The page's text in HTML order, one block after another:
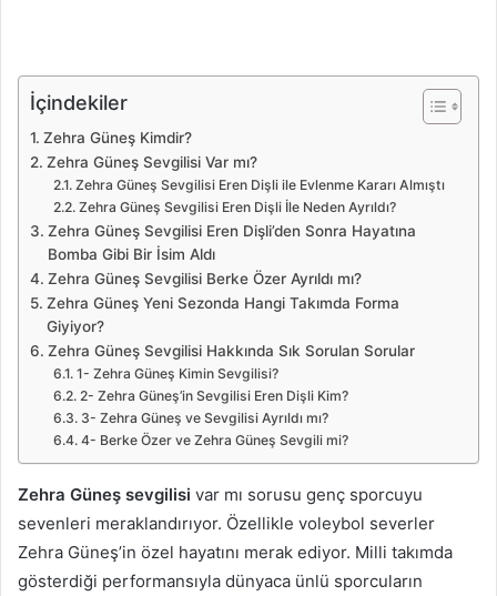
İçindekiler
Zehra Güneş Kimdir?
Zehra Güneş Sevgilisi Var mı?
Zehra Güneş Sevgilisi Eren Dişli ile Evlenme Kararı Almıştı
Zehra Güneş Sevgilisi Eren Dişli İle Neden Ayrıldı?
Zehra Güneş Sevgilisi Eren Dişli’den Sonra Hayatına
Bomba Gibi Bir İsim Aldı
Zehra Güneş Sevgilisi Berke Özer Ayrıldı mı?
Zehra Güneş Yeni Sezonda Hangi Takımda Forma
Giyiyor?
Zehra Güneş Sevgilisi Hakkında Sık Sorulan Sorular
1- Zehra Güneş Kimin Sevgilisi?
2- Zehra Güneş’in Sevgilisi Eren Dişli Kim?
3- Zehra Güneş ve Sevgilisi Ayrıldı mı?
4- Berke Özer ve Zehra Güneş Sevgili mi?
Zehra Güneş sevgilisi var mı sorusu genç sporcuyu
sevenleri meraklandırıyor. Özellikle voleybol severler
Zehra Güneş’in özel hayatını merak ediyor. Milli takımda
gösterdiği performansıyla dünyaca ünlü sporcuların